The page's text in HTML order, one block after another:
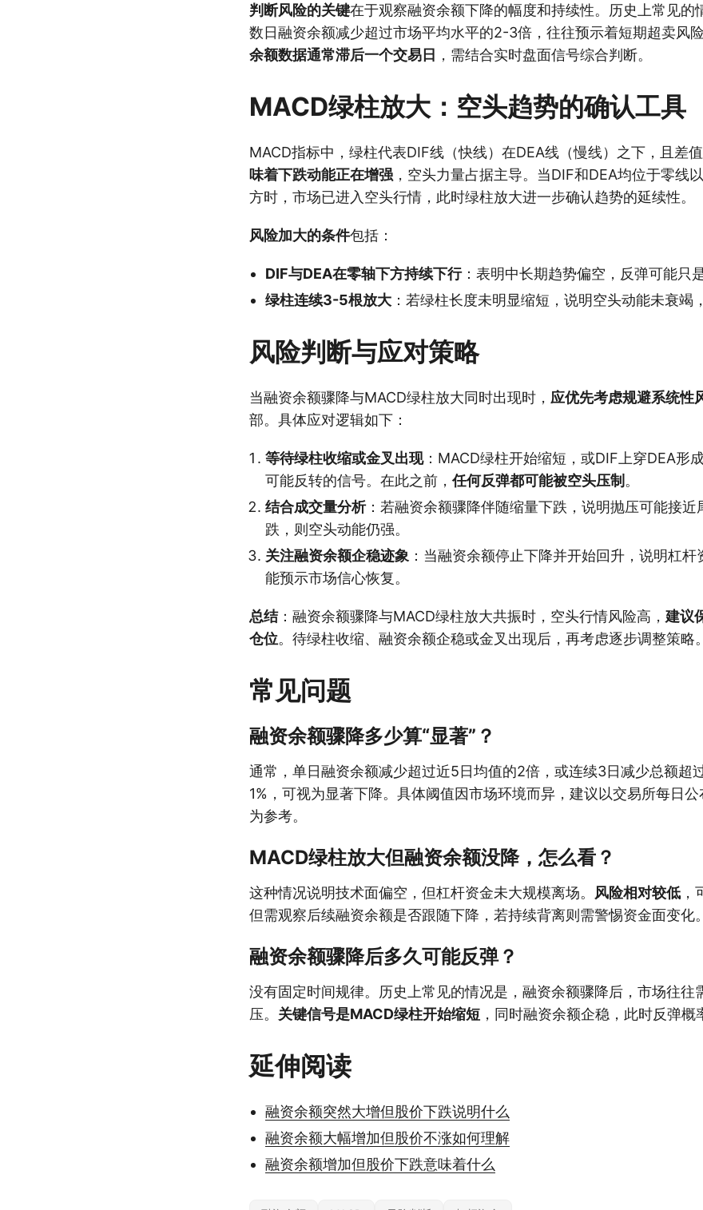
判断风险的关键在于观察融资余额下降的幅度和持续性。历史上常见的
数日融资余额减少超过市场平均水平的2-3倍，往往预示着短期超卖风
余额数据通常滞后一个交易日 ，需结合实时盘面信号综合判断。
MACD绿柱放大：空头趋势的确认工具
MACD指标中，绿柱代表DIF线（快线）在DEA线（慢线）之下，且差值
味着下跌动能正在增强 ，空头力量占据主导。当DIF和DEA均位于零线
方时，市场已进入空头行情，此时绿柱放大进一步确认趋势的延续性。
风险加大的条件包括：
DIF与DEA在零轴下方持续下行：表明中长期趋势偏空，反弹可能只
绿柱连续3-5根放大 ：若绿柱长度未明显缩短，说明空头动能未衰竭，
风险判断与应对策略
当融资余额骤降与MACD绿柱放大同时出现时， 应优先考虑规避系统性
部。具体应对逻辑如下：
等待绿柱收缩或金叉出现：MACD绿柱开始缩短，或DIF上穿DEA形
可能反转的信号。在此之前，任何反弹都可能被空头压制 。
结合成交量分析：若融资余额骤降伴随缩量下跌，说明抛压可能接近
跌，则空头动能仍强。
关注融资余额企稳迹象 ：当融资余额停止下降并开始回升，说明杠
能预示市场信心恢复。
总结：融资余额骤降与MACD绿柱放大共振时，空头行情风险高， 建议
仓位。待绿柱收缩、融资余额企稳或金叉出现后，再考虑逐步调整策略。
常见问题
融资余额骤降多少算“显著”？
通常，单日融资余额减少超过近5日均值的2倍，或连续3日减少总额超
1%，可视为显著下降。具体阈值因市场环境而异，建议以交易所每日
为参考。
MACD绿柱放大但融资余额没降，怎么看？
这种情况说明技术面偏空，但杠杆资金未大规模离场。 风险相对较低
但需观察后续融资余额是否跟随下降，若持续背离则需警惕资金面变化。
融资余额骤降后多久可能反弹？
没有固定时间规律。历史上常见的情况是，融资余额骤降后，市场往往
压。 关键信号是MACD绿柱开始缩短 ，同时融资余额企稳，此时反弹概
延伸阅读
融资余额突然大增但股价下跌说明什么
融资余额大幅增加但股价不涨如何理解
融资余额增加但股价下跌意味着什么